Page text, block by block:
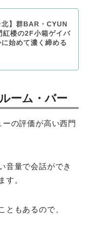
北】群BAR・CYUN
紅楼の2F小箱ゲイバ
始めて濃く締める
ーム・バー
の評価が高い西門
音量で会話ができ
す。
ともあるので、